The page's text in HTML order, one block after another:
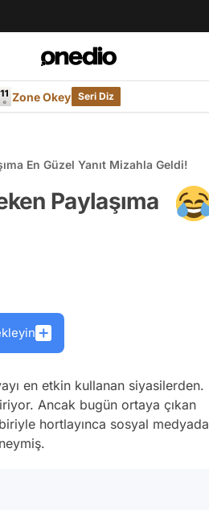
Zone Okey Seri Diz
En Güzel Yanıt Mizahla Geldi!
Paylaşıma
en etkin kullanan siyasilerden.
Ancak bugün ortaya çıkan
hortlayınca sosyal medyada